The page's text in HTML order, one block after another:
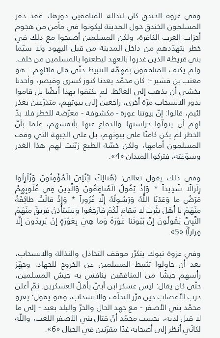
وفي غزوة الخندق كان لنذالة المنافقين دورها، فقد حفر
المسلمون الخندق حول المدينة ليكونوا في مأمن من هجوم
أحزاب العرب الكافرة، ولكن المسلمين أصبحوا مع ذلك في
خطر يتهدّدهم من داخل المدينة من قبل اليهود ولا سيّما
بني قريظة الذين غدروا بالعهد ليطعنوا بالمسلمين من خلف.
ولم يكتف المنافقون بمهمّة التثبيط حتّى قال قائلهم - هو
معتب بن قشير -: كان محمّد يعدنا كنوز كسرى وقيصر، وأحدنا
يخشى أن يذهب إلى الغائط. لم يكتفوا بهذا أيضًا بل قاموا
بدور الانسحاب مرّة أخرى، راجعين إلى بيوتهم، متذرّعين بعذر
لئيم، قالوا: إنّ بيوتنا عورة - مكشوفة - معرّضة للخطر فلا بدّ
لهم أن يتولّوا حراستها والدفاع عنها بأنفسهم، علما بأنّ
الخطر لم يكن كامنًا على بيوتهم، بل على الجبهة التي وقف
المسلمون أمامها، ولكن خسّة الطبع زيّنت لهم هذا الغدر
وسوّغته، فتركوا الميدان «4».
وفي ذلك يقول تعالى: (هُنالِكَ ابْتُلِيَ الْمُؤْمِنُونَ وَزُلْزِلُوا
زِلْزالًا شَدِيداً * وَإِذْ يَقُولُ الْمُنافِقُونَ وَالَّذِينَ فِي قُلُوبِهِمْ
مَرَضٌ ما وَعَدَنَا اللَّهُ وَرَسُولُهُ إِلَّا غُرُوراً * وَإِذْ قالَتْ طائِفَةٌ
مِنْهُمْ يا أَهْلَ يَثْرِبَ لا مُقامَ لَكُمْ فَارْجِعُوا وَيَسْتَأْذِنُ فَرِيقٌ مِنْهُمُ
النَّبِيَّ يَقُولُونَ إِنَّ بُيُوتَنا عَوْرَةٌ وَما هِيَ بِعَوْرَةٍ إِنْ يُرِيدُونَ إِلَّا
فِراراً) «5».
وفي غزوة تبوك يتكرّر موقف التخاذل والنذالة والانسحاب،
بعد أن حاولوا تثبيط المسلمين عن الخروج للجهاد. وجهّز
رأسهم جيشًا من المنافقين ينافس به جيش المسلمين،
حتّى كان يقال: ليس عسكر ابن أبيّ بأقلّ العسكرين. ثمّ أعلن
حرب الأعصاب حين قرّر التخلّف والانسحاب، وهو يقول: يغزو
محمّد بني الأصفر - مع جهد الحال والحرّ والبلد بعيد - إلى ما
لا قبل لديه، يحسب محمّد أنّ قتال بني الأصفر اللعب، واللّه
لكانّي أنظر إلى أصحابه غدًا مقرّنين في الحبال «6».